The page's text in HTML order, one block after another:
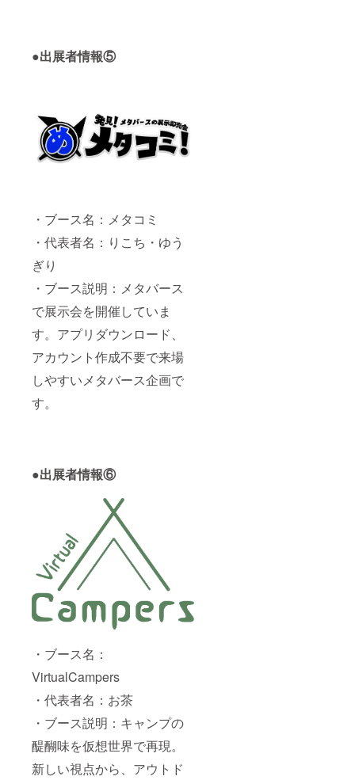
●出展者情報⑤
・ブース名：メタコミ
・代表者名：りこち・ゆう
ぎり
・ブース説明：メタバース
で展示会を開催していま
す。アプリダウンロード、
アカウント作成不要で来場
しやすいメタバース企画で
す。
●出展者情報⑥
・ブース名：
VirtualCampers
・代表者名：お茶
・ブース説明：キャンプの
醍醐味を仮想世界で再現。
新しい視点から、アウトド